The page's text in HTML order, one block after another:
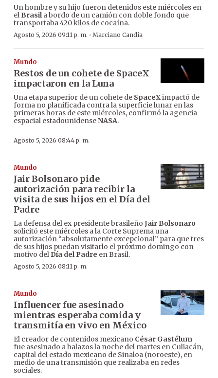
Un hombre y su hijo fueron detenidos este miércoles en
el Brasila bordo de un camión con doble fondo que
transportaba 420 kilos de cocaína.
Agosto 5, 2026 09:11 p. m. · Marciano Candia
Mundo
Restos de un cohete de SpaceX
impactaron en la Luna
Una etapa superior de un cohete de SpaceXimpactó de
forma no planificada contra la superficie lunar en las
primeras horas de este miércoles, confirmó la agencia
espacial estadounidenseNASA.
Agosto 5, 2026 08:44 p. m.
Mundo
Jair Bolsonaro pide
autorización para recibir la
visita de sus hijos en el Día del
Padre
La defensa del ex presidente brasileño Jair Bolsonaro
solicitó este miércoles a la Corte Suprema una
autorización “absolutamente excepcional” para que tres
de sus hijos puedan visitarlo el próximo domingo con
motivo del Día del Padre en Brasil.
Agosto 5, 2026 08:11 p. m.
Mundo
Influencer fue asesinado
mientras esperaba comida y
transmitía en vivo en México
El creador de contenidos mexicano César Gastélum
fue asesinado a balazos la noche del martes en Culiacán,
capital del estado mexicano de Sinaloa (noroeste), en
medio de una transmisión que realizaba en redes
sociales.